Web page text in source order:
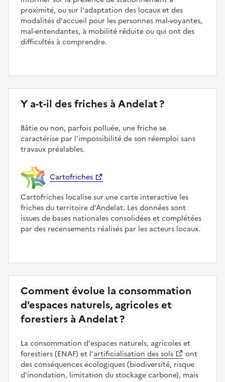
proximité, ou sur l'adaptation des locaux et des
modalités d'accueil pour les personnes mal-voyantes,
mal-entendantes, à mobilité réduite ou qui ont des
difficultés à comprendre.
Y a-t-il des friches à Andelat ?
Bâtie ou non, parfois polluée, une friche se
caractérise par l'impossibilité de son réemploi sans
travaux préalables.
Cartofriches
Cartofriches localise sur une carte interactive les
friches du territoire d'Andelat. Les données sont
issues de bases nationales consolidées et complétées
par des recensements réalisés par les acteurs locaux.
Comment évolue la consommation
d'espaces naturels, agricoles et
forestiers à Andelat ?
La consommation d'espaces naturels, agricoles et
forestiers (ENAF) et l’artificialisation des sols
ont
des conséquences écologiques (biodiversité, risque
d'inondation, limitation du stockage carbone), mais